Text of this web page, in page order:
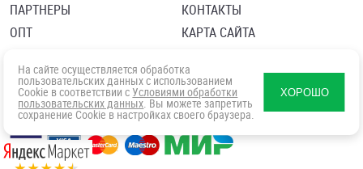
ПАРТНЕРЫ
ОПТ
КОНТАКТЫ
КАРТА САЙТА
Политика в отношении обработки персональных данных
Согласие посетителя сайта на обработку персональных данны
На сайте осуществляется обработка
пользовательских данных с использованием
Cookie в соответствии с Условиями обработки
пользовательских данных. Вы можете запретить
сохранение Cookie в настройках своего браузера.
ХОРОШО